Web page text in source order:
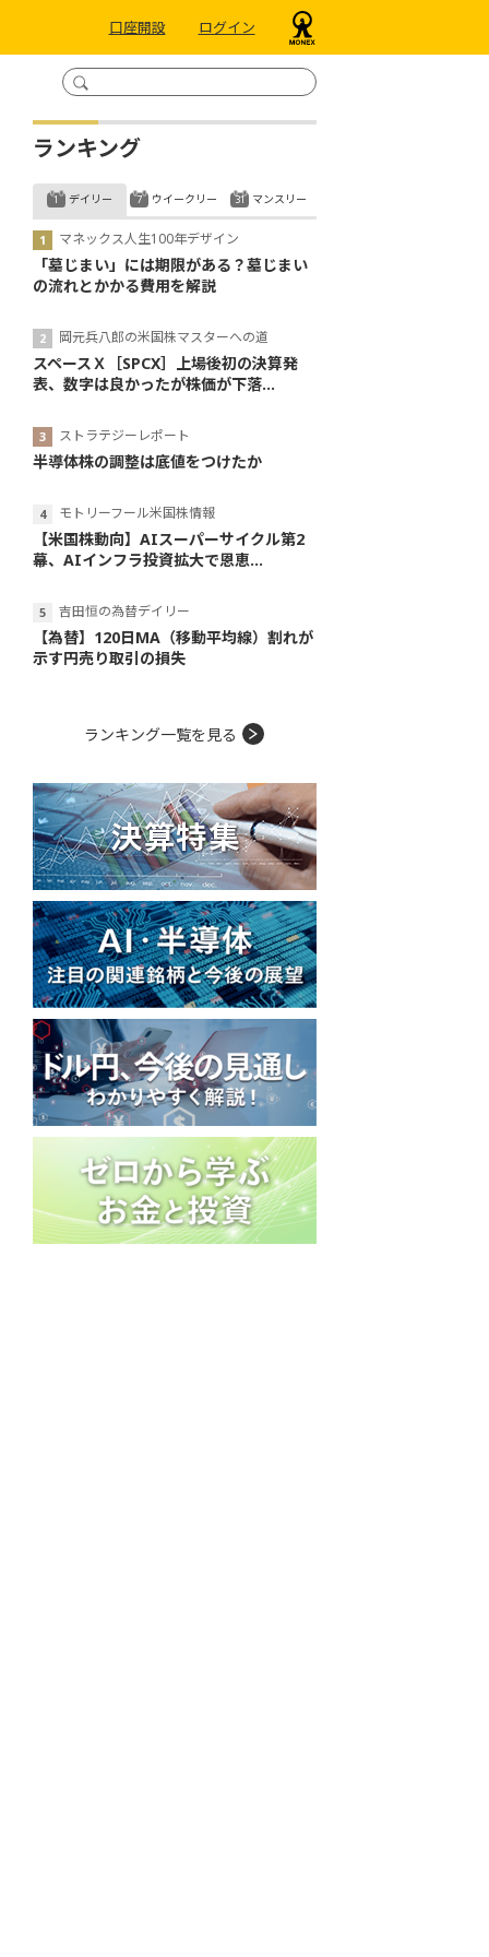
口座開設 ログイン
ランキング
デイリー
マネックス人生100年デザイン
「墓じまい」には期限がある？墓じまい
の流れとかかる費用を解説
岡元兵八郎の米国株マスターへの道
スペースＸ［SPCX］上場後初の決算発
表、数字は良かったが株価が下落...
ストラテジーレポート
半導体株の調整は底値をつけたか
モトリーフール米国株情報
【米国株動向】AIスーパーサイクル第2
幕、AIインフラ投資拡大で恩恵...
吉田恒の為替デイリー
【為替】120日MA（移動平均線）割れが
示す円売り取引の損失
ウイークリー マンスリー
ランキング一覧を見る